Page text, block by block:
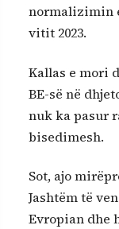
normalizimin
vitit 2023.
Kallas e mori
BE-së në
nuk ka pasur
bisedimesh.
Sot, ajo
Jashtëm të
Evropian dhe